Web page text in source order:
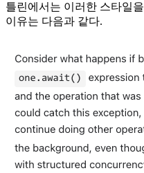
틀린에서는 이러한 스타일을
이유는 다음과 같다.